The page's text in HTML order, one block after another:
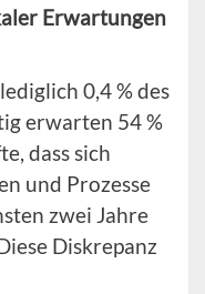
Erwartungen
0,4 % des
erwarten 54 %
dass sich
und Prozesse
zwei Jahre
Diskrepanz